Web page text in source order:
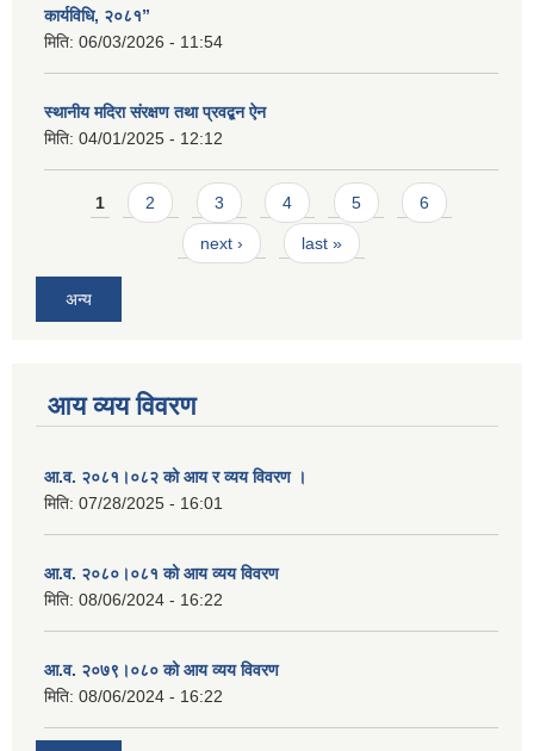
कार्यविधि, २०८१”
मिति: 06/03/2026 - 11:54
स्थानीय मदिरा संरक्षण तथा प्रवद्बन ऐन
मिति: 04/01/2025 - 12:12
Pages
1 2 3 4 5 6
next › last »
अन्य
आय व्यय विवरण
आ.व. २०८१।०८२ को आय र व्यय विवरण ।
मिति: 07/28/2025 - 16:01
आ.व. २०८०।०८१ को आय व्यय विवरण
मिति: 08/06/2024 - 16:22
आ.व. २०७९।०८० को आय व्यय विवरण
मिति: 08/06/2024 - 16:22